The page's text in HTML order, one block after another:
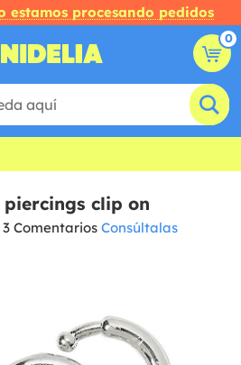
estamos procesando pedidos
0
piercings clip on
3 Comentarios Consúltalas